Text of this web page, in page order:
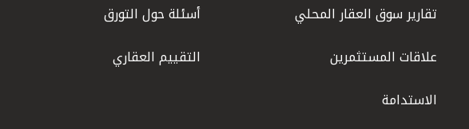
تقارير سوق العقار المحلي
علاقات المستثمرين
الاستدامة
أسئلة حول التورق
التقييم العقاري